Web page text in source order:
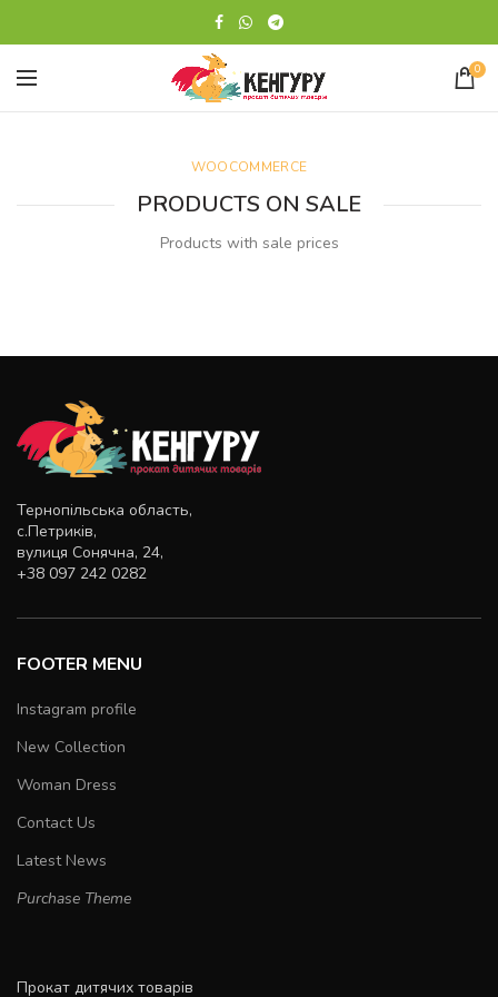
0
WOOCOMMERCE
PRODUCTS ON SALE
Products with sale prices
Тернопільська область,
с.Петриків,
вулиця Сонячна, 24,
+38 097 242 0282
FOOTER MENU
Instagram profile
New Collection
Woman Dress
Contact Us
Latest News
Purchase Theme
Прокат дитячих товарів